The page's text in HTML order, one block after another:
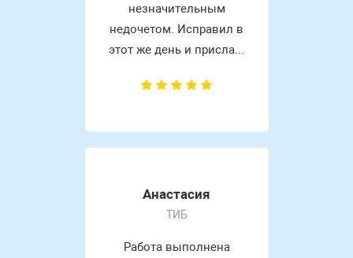
незначительным
недочетом. Исправил в
этот же день и присла...
Анастасия
ТИБ
Работа выполнена